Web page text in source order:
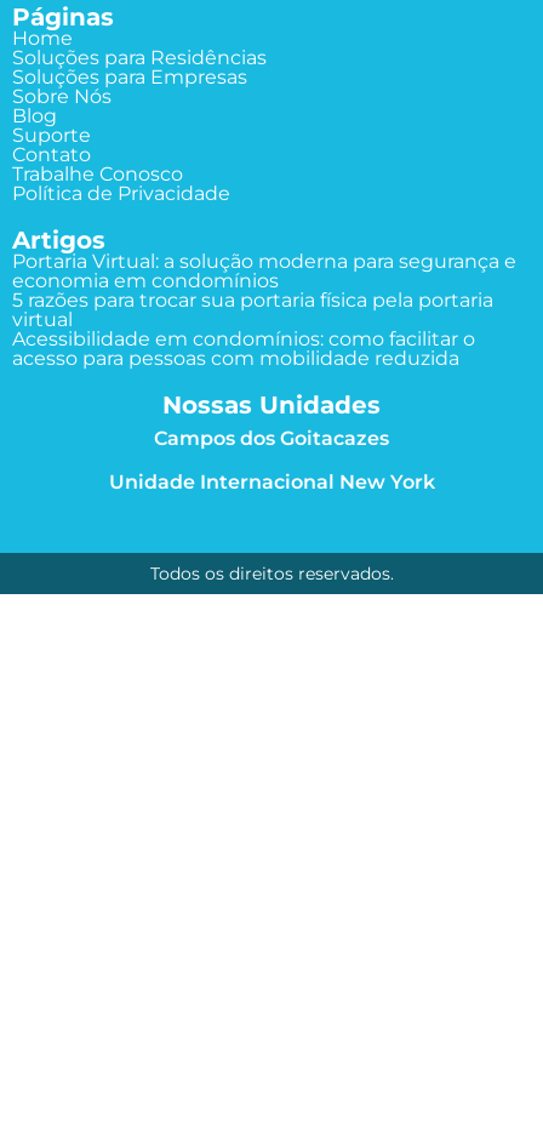
Páginas
Home
Soluções para Residências
Soluções para Empresas
Sobre Nós
Blog
Suporte
Contato
Trabalhe Conosco
Política de Privacidade
Artigos
Portaria Virtual: a solução moderna para segurança e
economia em condomínios
5 razões para trocar sua portaria física pela portaria
virtual
Acessibilidade em condomínios: como facilitar o
acesso para pessoas com mobilidade reduzida
Nossas Unidades
Campos dos Goitacazes
Unidade Internacional New York
Todos os direitos reservados.